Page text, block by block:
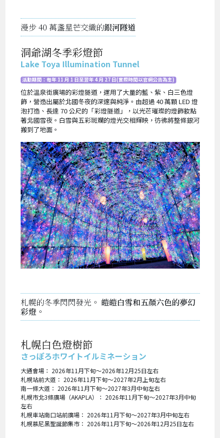
漫步 40 萬盞星芒交織的銀河隧道
洞爺湖冬季彩燈節
Lake Toya Illumination Tunnel
活動期間：每年 11 月 1 日至翌年 4 月 27 日(實際時間以官網公告為主)
位於溫泉街廣場的彩燈隧道，運用了大量的藍、紫、白三色燈
飾，營造出屬於北國冬夜的深邃與純淨。由超過 40 萬顆 LED 燈
泡打造、長達 70 公尺的「彩燈隧道」，以光芒璀璨的燈飾妝點
著北國雪夜。白雪與五彩斑斕的燈光交相輝映，彷彿將整條銀河
搬到了地面。
札幌的冬季閃閃發光。 皚皚白雪和五顏六色的夢幻
彩燈。
札幌白色燈樹節
さっぽろホワイトイルミネーション
大通會場： 2026年11月下旬～2026年12月25日左右
札幌站前大道： 2026年11月下旬～2027年2月上旬左右
南一條大道： 2026年11月下旬～2027年3月中旬左右
札幌市北3條廣場（AKAPLA）： 2026年11月下旬～2027年3月中旬
左右
札幌車站南口站前廣場： 2026年11月下旬～2027年3月中旬左右
札幌慕尼黑聖誕節集市： 2026年11月下旬～2026年12月25日左右